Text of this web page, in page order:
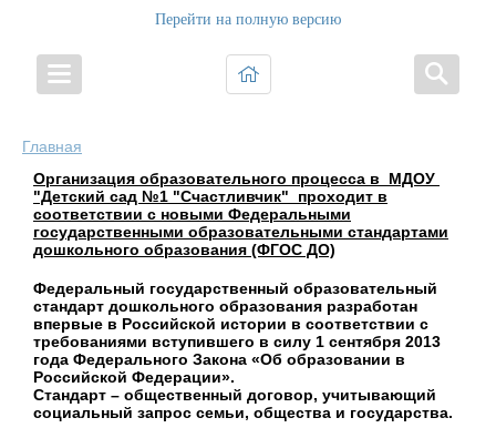
Перейти на полную версию
Главная
Организация образовательного процесса в МДОУ
"Детский сад №1 "Счастливчик" проходит в
соответствии с новыми Федеральными
государственными образовательными стандартами
дошкольного образования (ФГОС ДО)
Федеральный государственный образовательный
стандарт дошкольного образования разработан
впервые в Российской истории в соответствии с
требованиями вступившего в силу 1 сентября 2013
года Федерального Закона «Об образовании в
Российской Федерации».
Стандарт – общественный договор, учитывающий
социальный запрос семьи, общества и государства.